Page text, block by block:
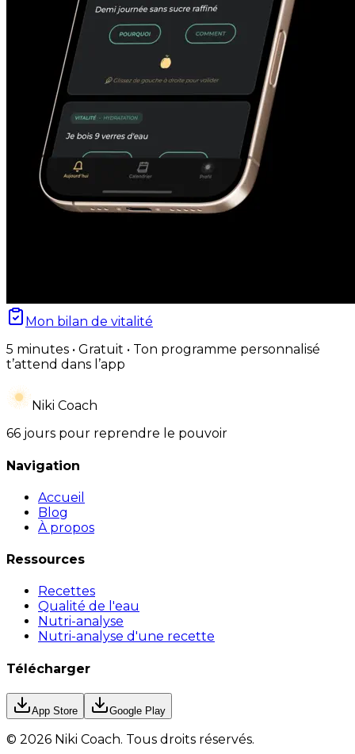
Mon bilan de vitalité
5 minutes • Gratuit • Ton programme personnalisé
t’attend dans l’app
Niki Coach
66 jours pour reprendre le pouvoir
Navigation
Accueil
Blog
À propos
Ressources
Recettes
Qualité de l'eau
Nutri-analyse
Nutri-analyse d'une recette
Télécharger
App Store Google Play
© 2026 Niki Coach. Tous droits réservés.